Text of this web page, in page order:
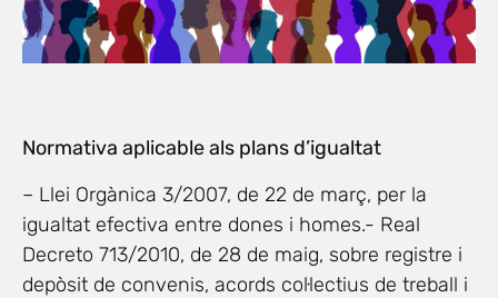
Normativa aplicable als plans d’igualtat
– Llei Orgànica 3/2007, de 22 de març, per la
igualtat efectiva entre dones i homes.- Real
Decreto 713/2010, de 28 de maig, sobre registre i
depòsit de convenis, acords col·lectius de treball i